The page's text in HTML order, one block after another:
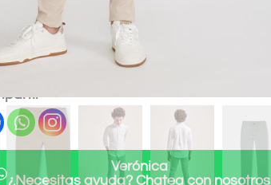
de deseados
95006B-
Niño Pantalones niño
Verónica
¿Necesitas ayuda? Chatea con nosotros